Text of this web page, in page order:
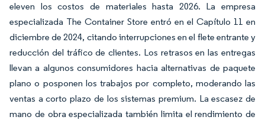
eleven los costos de materiales hasta 2026. La empresa
especializada The Container Store entró en el Capítulo 11 en
diciembre de 2024, citando interrupciones en el flete entrante y
reducción del tráfico de clientes. Los retrasos en las entregas
llevan a algunos consumidores hacia alternativas de paquete
plano o posponen los trabajos por completo, moderando las
ventas a corto plazo de los sistemas premium. La escasez de
mano de obra especializada también limita el rendimiento de